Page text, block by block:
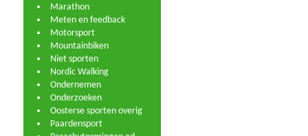
Marathon
Meten en feedback
Motorsport
Mountainbiken
Niet sporten
Nordic Walking
Ondernemen
Onderzoeken
Oosterse sporten overig
Paardensport